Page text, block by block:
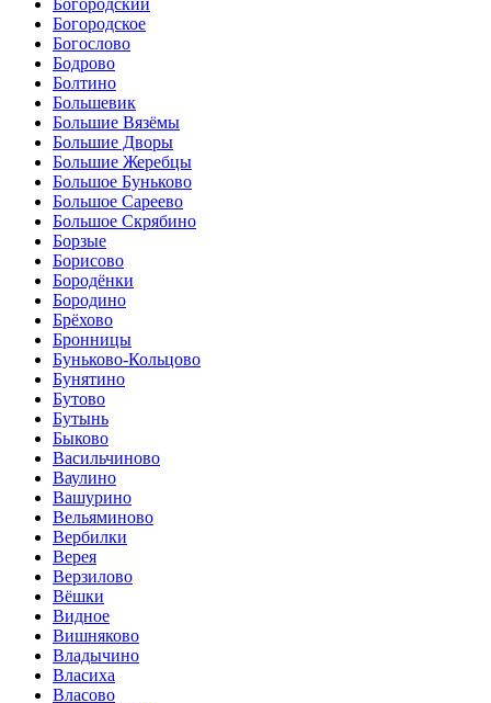
Богородский
Богородское
Богослово
Бодрово
Болтино
Большевик
Большие Вязёмы
Большие Дворы
Большие Жеребцы
Большое Буньково
Большое Сареево
Большое Скрябино
Борзые
Борисово
Бородёнки
Бородино
Брёхово
Бронницы
Буньково-Кольцово
Бунятино
Бутово
Бутынь
Быково
Васильчиново
Ваулино
Вашурино
Вельяминово
Вербилки
Верея
Верзилово
Вёшки
Видное
Вишняково
Владычино
Власиха
Власово